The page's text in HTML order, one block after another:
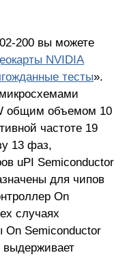
200 вы можете
NVIDIA
тесты».
общим объемом 10
частоте 19
13 фаз,
uPI Semiconductor
для чипов
On
случаях
On Semiconductor
выдерживает